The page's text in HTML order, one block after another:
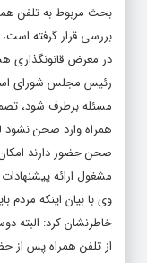
بحث مربوط به تلفن
بررسی قرار گرفته
در معرض قانونگذاری
رئیس مجلس شورای
مسئله برطرف شود،
همراه وارد صحن نشود
صحن حضور دارند
مشغول ارائه
وی با بیان اینکه مردم
خاطرنشان کرد: البته
از تلفن همراه پس از